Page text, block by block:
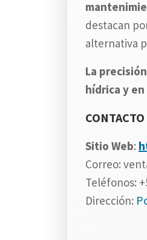
destacan
alternativa
La
hídrica y
CONTACTO
Sitio Web:
Correo:
Teléfonos:
Dirección: